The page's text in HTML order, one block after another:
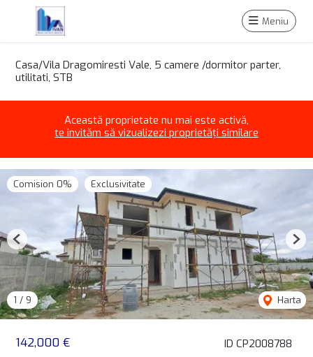
Meniu
Casa/Vila Dragomiresti Vale, 5 camere /dormitor parter,
utilitati, STB
Această proprietate nu mai este activă,
te invităm să vizualizezi proprietăți similare
ID CP2008788
142,000 €
Comision 0% Exclusivitate
1 / 9 Harta
Previous